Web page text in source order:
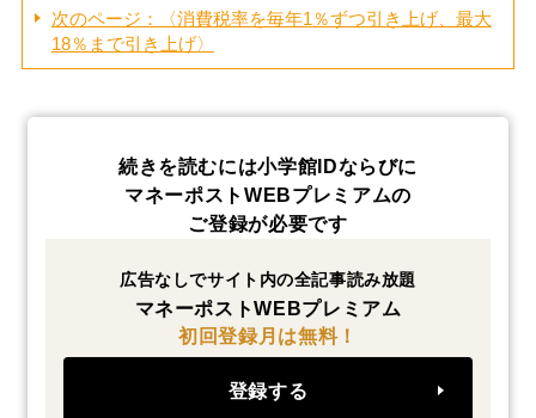
次のページ：〈消費税率を毎年1％ずつ引き上げ、最大
18％まで引き上げ〉
続きを読むには小学館IDならびに
マネーポストWEBプレミアムの
ご登録が必要です
広告なしでサイト内の全記事読み放題
マネーポストWEBプレミアム
初回登録月は無料！
登録する